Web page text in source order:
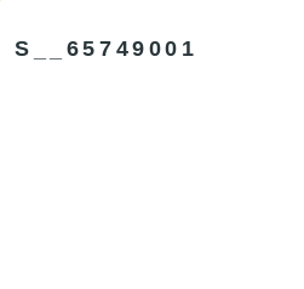
S__65749001